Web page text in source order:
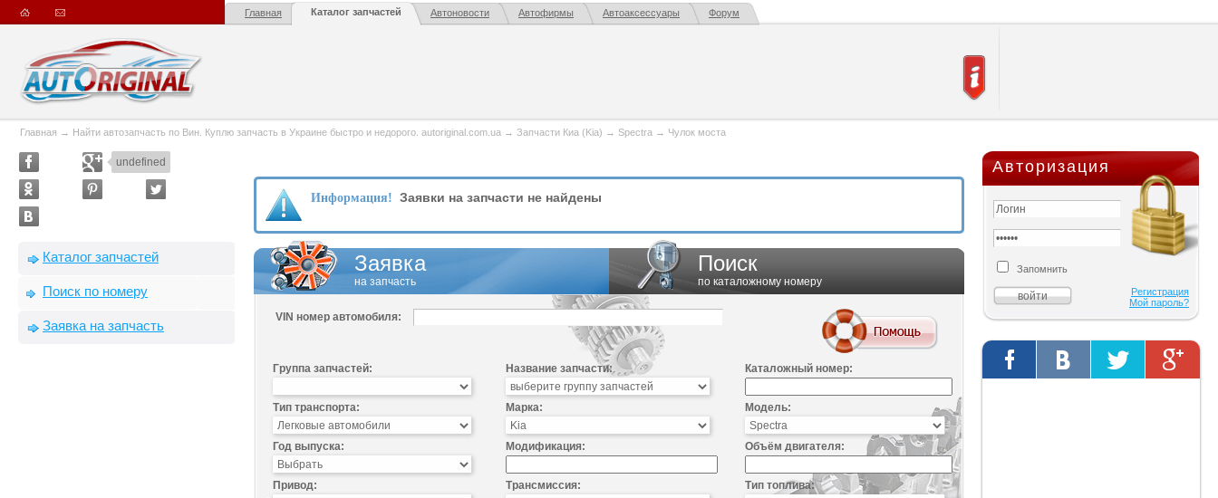
Главная Каталог запчастей Автоновости Автофирмы Автоаксессуары Форум
Главная → Найти автозапчасть по Вин. Куплю запчасть в Украине быстро и недорого. autoriginal.com.ua → Запчасти Киа (Kia) → Spectra → Чулок моста
undefined
Каталог запчастей
Поиск по номеру
Заявка на запчасть
Информация! Заявки на запчасти не найдены
Заявка
на запчасть
Поиск
по каталожному номеру
VIN номер автомобиля:
Группа запчастей: Название запчасти: Каталожный номер:
Тип транспорта: Марка: Модель:
Год выпуска: Модификация: Объём двигателя:
Привод: Трансмиссия: Тип топлива:
Авторизация
Запомнить
Регистрация
Мой пароль?